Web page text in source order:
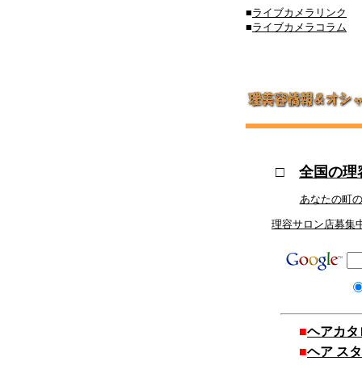
■ライブカメラリンク
■ライブカメラコラム
□ 全国の理
あなたの町
理容サロン店募集
■ヘアカタ
■ヘア ス